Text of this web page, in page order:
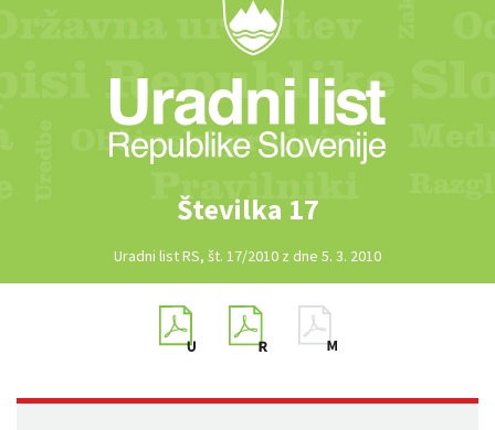
Številka 17
Uradni list RS, št. 17/2010 z dne 5. 3. 2010